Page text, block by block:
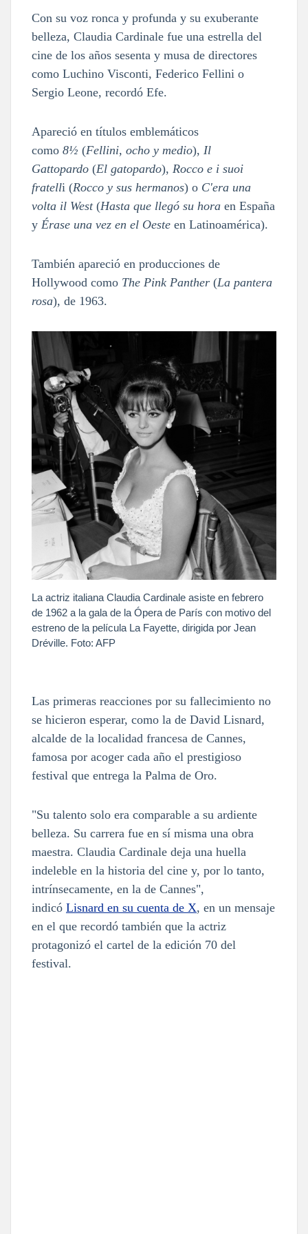
Con su voz ronca y profunda y su exuberante
belleza, Claudia Cardinale fue una estrella del
cine de los años sesenta y musa de directores
como Luchino Visconti, Federico Fellini o
Sergio Leone, recordó Efe.
Apareció en títulos emblemáticos
como 8½ (Fellini, ocho y medio), Il
Gattopardo (El gatopardo), Rocco e i suoi
fratelli (Rocco y sus hermanos) o C'era una
volta il West(Hasta que llegó su hora en España
y Érase una vez en el Oeste en Latinoamérica).
También apareció en producciones de
Hollywood como The Pink Panther (La pantera
rosa), de 1963.
La actriz italiana Claudia Cardinale asiste en febrero
de 1962 a la gala de la Ópera de París con motivo del
estreno de la película La Fayette, dirigida por Jean
Dréville. Foto: AFP
Las primeras reacciones por su fallecimiento no
se hicieron esperar, como la de David Lisnard,
alcalde de la localidad francesa de Cannes,
famosa por acoger cada año el prestigioso
festival que entrega la Palma de Oro.
"Su talento solo era comparable a su ardiente
belleza. Su carrera fue en sí misma una obra
maestra. Claudia Cardinale deja una huella
indeleble en la historia del cine y, por lo tanto,
intrínsecamente, en la de Cannes",
indicó Lisnard en su cuenta de X, en un mensaje
en el que recordó también que la actriz
protagonizó el cartel de la edición 70 del
festival.